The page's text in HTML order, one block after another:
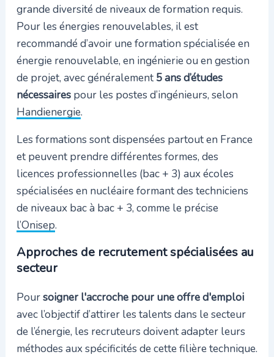
grande diversité de niveaux de formation requis.
Pour les énergies renouvelables, il est
recommandé d’avoir une formation spécialisée en
énergie renouvelable, en ingénierie ou en gestion
de projet, avec généralement5 ans d’études
nécessairespour les postes d’ingénieurs, selon
Handienergie.
Les formations sont dispensées partout en France
et peuvent prendre différentes formes, des
licences professionnelles (bac + 3) aux écoles
spécialisées en nucléaire formant des techniciens
de niveaux bac à bac + 3, comme le précise
l’Onisep.
Approches de recrutement spécialisées au
secteur
Poursoigner l'accroche pour une offre d'emploi
avec l’objectif d’attirer les talents dans le secteur
de l’énergie, les recruteurs doivent adapter leurs
méthodes aux spécificités de cette filière technique.